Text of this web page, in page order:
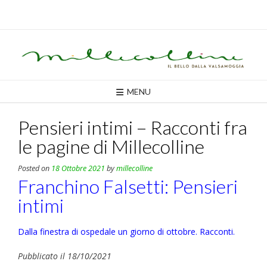
MENU
Pensieri intimi – Racconti fra
le pagine di Millecolline
Posted on 18 Ottobre 2021 bymillecolline
Franchino Falsetti: Pensieri
intimi
Dalla finestra di ospedale un giorno di ottobre. Racconti.
Pubblicato il 18/10/2021